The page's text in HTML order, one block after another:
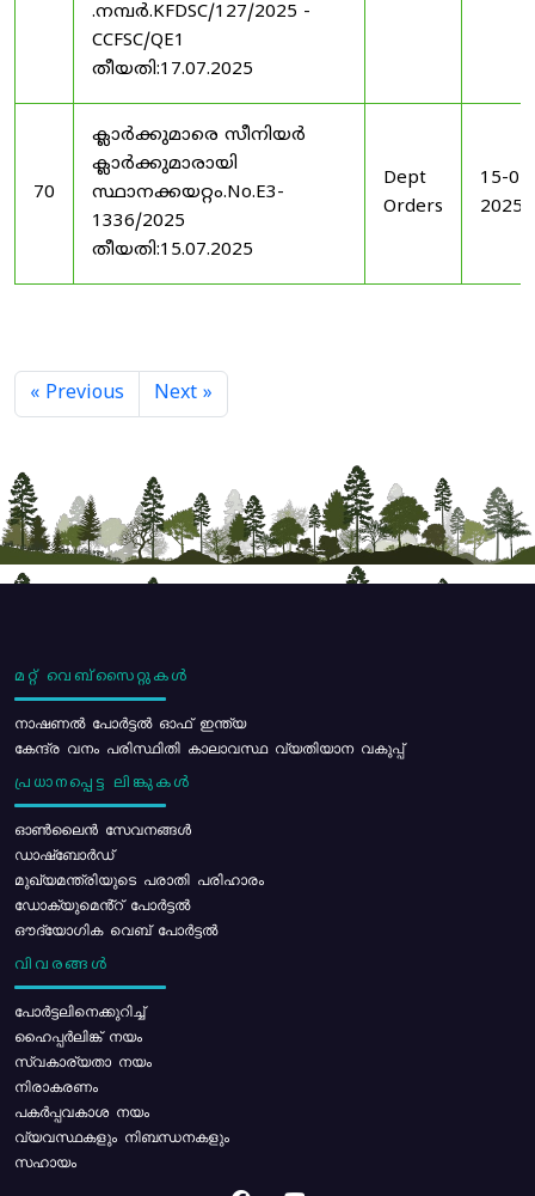
.നമ്പർ.KFDSC/127/2025 -
CCFSC/QE1
തീയതി:17.07.2025
70
ക്ലാർക്കുമാരെ സീനിയർ
ക്ലാർക്കുമാരായി
സ്ഥാനക്കയറ്റം.No.E3-
1336/2025
തീയതി:15.07.2025
Dept
Orders
15-
2025
« Previous Next »
മറ്റ് വെബ്സൈറ്റുകൾ
നാഷണൽ പോർട്ടൽ ഓഫ് ഇന്ത്യ
കേന്ദ്ര വനം പരിസ്ഥിതി കാലാവസ്ഥ വ്യതിയാന വകുപ്പ്
പ്രധാനപ്പെട്ട ലിങ്കുകൾ
ഓൺലൈൻ സേവനങ്ങൾ
ഡാഷ്ബോർഡ്
മുഖ്യമന്ത്രിയുടെ പരാതി പരിഹാരം
ഡോക്യുമെൻ്റ് പോർട്ടൽ
ഔദ്യോഗിക വെബ് പോർട്ടൽ
വിവരങ്ങൾ
പോര്‍ട്ടലിനെക്കുറിച്ച്
ഹൈപ്പർലിങ്ക് നയം
സ്വകാര്യതാ നയം
നിരാകരണം
പകർപ്പവകാശ നയം
വ്യവസ്ഥകളും നിബന്ധനകളും
സഹായം